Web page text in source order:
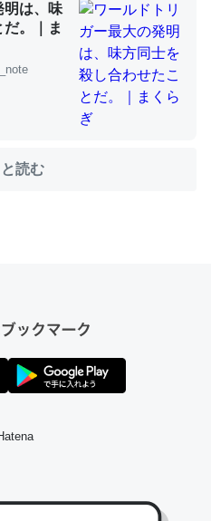
残量や充電中かが分かるので
。
の父67歳と僕。ITツール導入で
した｜tayorini by LIFULL介護
けどAlexaしか使わないので
明は、味
。｜ま
読む